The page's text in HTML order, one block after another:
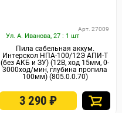
Ул. А. Иванова, 27 : 1 шт
Арт. 27009
Пила сабельная аккум.
Интерскол НПА-100/12Э АПИ-Т
(без АКБ и ЗУ) (12В, ход 15мм, 0-
3000ход/мин, глубина пропила
100мм) (805.0.0.70)
3 290₽